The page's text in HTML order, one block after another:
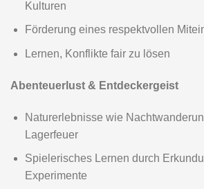
Sommerzeltlager -Sternengucker
Veranstaltungsort:
Naturbegegnungsplatz Ebersroith –
Höllbachtal